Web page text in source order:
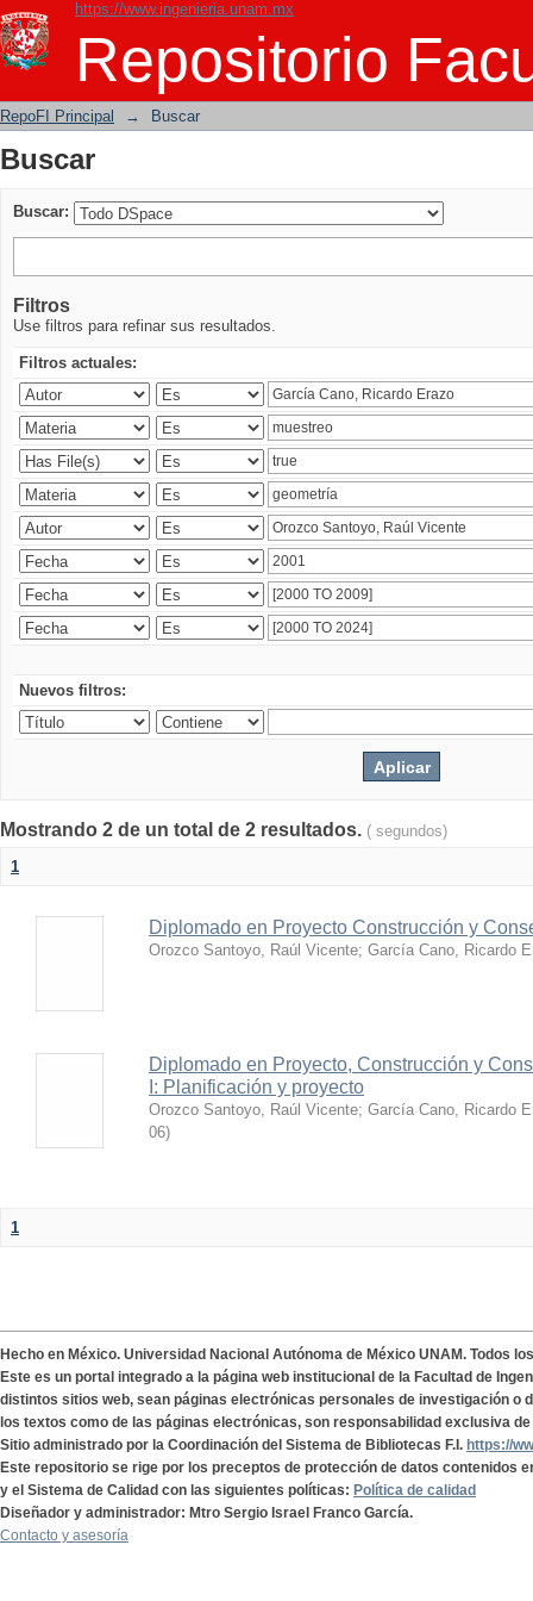
https://www.ingenieria.unam.mx
Repositorio
Buscar
RepoFI Principal → Buscar
Buscar
Buscar:
Filtros
Use filtros para refinar sus resultados.
Filtros actuales:
Nuevos filtros:
Mostrando 2 de un total de 2 resultados. ( segundos)
1
Diplomado en Proyecto Construcción y
Orozco Santoyo, Raúl Vicente; García Cano, Ricardo
Diplomado en Proyecto, Construcción y
I: Planificación y proyecto
Orozco Santoyo, Raúl Vicente; García Cano, Ricardo
06)
1
Hecho en México. Universidad Nacional Autónoma de México UNAM. Todos
Este es un portal integrado a la página web institucional de la Facultad de
distintos sitios web, sean páginas electrónicas personales de investigación o
los textos como de las páginas electrónicas, son responsabilidad exclusiva
Sitio administrado por la Coordinación del Sistema de Bibliotecas F.I. https://
Este repositorio se rige por los preceptos de protección de datos contenidos
y el Sistema de Calidad con las siguientes políticas: Política de calidad
Diseñador y administrador: Mtro Sergio Israel Franco García.
Contacto y asesoría